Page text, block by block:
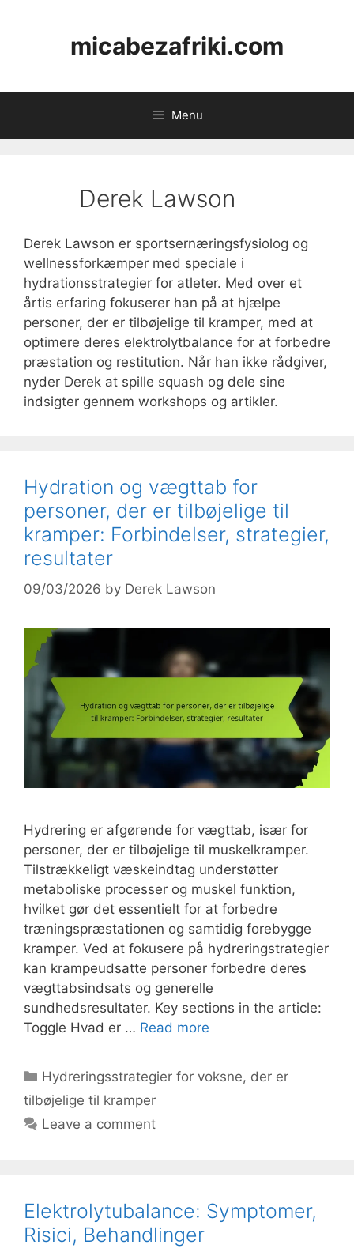
micabezafriki.com
Menu
Derek Lawson
Derek Lawson er sportsernæringsfysiolog og
wellnessforkæmper med speciale i
hydrationsstrategier for atleter. Med over et
årtis erfaring fokuserer han på at hjælpe
personer, der er tilbøjelige til kramper, med at
optimere deres elektrolytbalance for at forbedre
præstation og restitution. Når han ikke rådgiver,
nyder Derek at spille squash og dele sine
indsigter gennem workshops og artikler.
Hydration og vægttab for
personer, der er tilbøjelige til
kramper: Forbindelser, strategier,
resultater
09/03/2026 by Derek Lawson
Hydrering er afgørende for vægttab, især for
personer, der er tilbøjelige til muskelkramper.
Tilstrækkeligt væskeindtag understøtter
metaboliske processer og muskel funktion,
hvilket gør det essentielt for at forbedre
træningspræstationen og samtidig forebygge
kramper. Ved at fokusere på hydreringstrategier
kan krampeudsatte personer forbedre deres
vægttabsindsats og generelle
sundhedsresultater. Key sections in the article:
Toggle Hvad er … Read more
Categories
Hydreringsstrategier for voksne, der er
tilbøjelige til kramper
Leave a comment
Elektrolytubalance: Symptomer,
Risici, Behandlinger